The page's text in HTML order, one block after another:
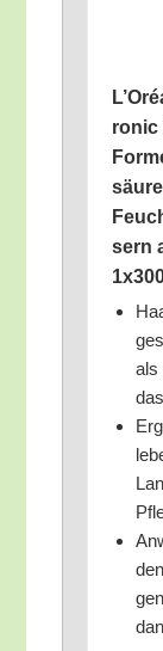
ro­nic
sern
als